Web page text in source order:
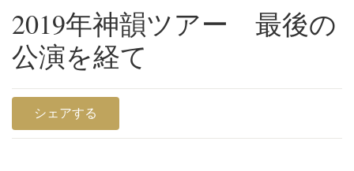
2019年神韻ツアー 最後の
公演を経て
シェアする